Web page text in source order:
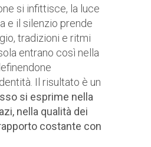
si infittisce, la luce
e il silenzio prende
tradizioni e ritmi
entrano così nella
Il risultato è un
si esprime nella
nella qualità dei
costante con